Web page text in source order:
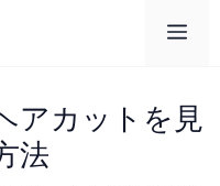
メ
アカットを見
法